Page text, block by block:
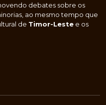
debates sobre os
ao mesmo tempo que
de Timor-Leste e os